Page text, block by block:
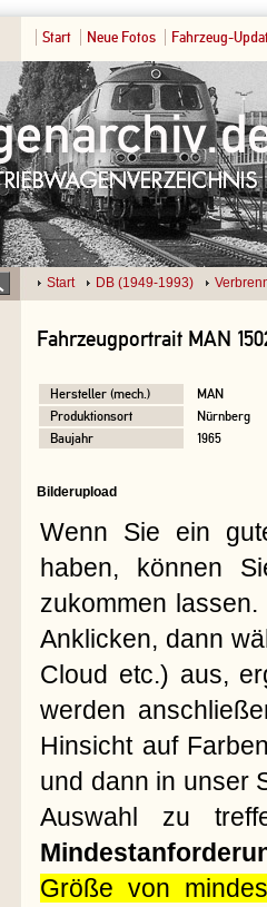
Start Neue Fotos Fahrzeug-
Start DB (1949-1993)
Fahrzeugportrait MAN
Hersteller (mech.)
MAN
Produktionsort
Nürnberg
Baujahr
1965
Bilderupload
Wenn Sie ein
haben, können
zukommen
Anklicken, dann
Cloud etc.) aus,
werden
Hinsicht auf
und dann in unser
Auswahl zu
Größe von